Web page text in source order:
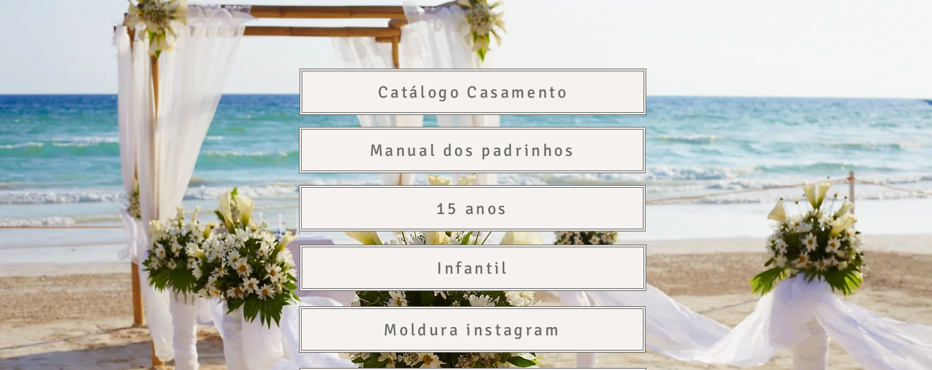
Catálogo Casamento
Manual dos padrinhos
15 anos
Infantil
Moldura instagram